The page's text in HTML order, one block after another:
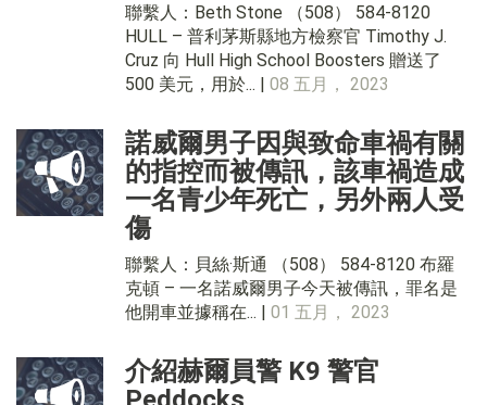
聯繫人：Beth Stone （508） 584-8120
HULL – 普利茅斯縣地方檢察官 Timothy J.
Cruz 向 Hull High School Boosters 贈送了
500 美元，用於... | 08 五月， 2023
諾威爾男子因與致命車禍有關
的指控而被傳訊，該車禍造成
一名青少年死亡，另外兩人受
傷
聯繫人：貝絲·斯通 （508） 584-8120 布羅
克頓 – 一名諾威爾男子今天被傳訊，罪名是
他開車並據稱在... | 01 五月， 2023
介紹赫爾員警 K9 警官